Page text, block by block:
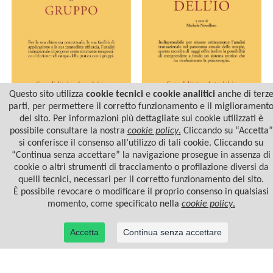
PRINCIPI DI TERAPIA DI
GRUPPO
INTUIZIONE E STATI
DELL'IO
Questo sito utilizza cookie tecnicie cookie analiticianche di terze
parti, per permettere il corretto funzionamento e il miglioramento
del sito. Per informazioni più dettagliate sui cookie utilizzati è
possibile consultare la nostra cookie policy. Cliccando su “Accetta”
si conferisce il consenso all’utilizzo di tali cookie. Cliccando su
“Continua senza accettare” la navigazione prosegue in assenza di
cookie o altri strumenti di tracciamento o profilazione diversi da
quelli tecnici, necessari per il corretto funzionamento del sito.
È possibile revocare o modificare il proprio consenso in qualsiasi
momento, come specificato nella cookie policy.
Accetta Continua senza accettare